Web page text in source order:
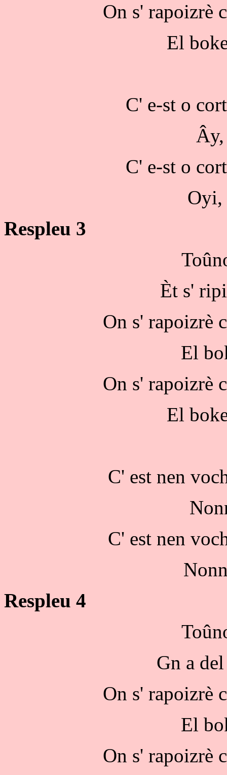
On s' rapoizrè
El
C' e-st o
C' e-st o
Oyi,
Respleu 3
Èt s'
On s' rapoizrè
El
On s' rapoizrè
El
C' est nen
C' est nen
Respleu 4
Gn a
On s' rapoizrè
El
On s' rapoizrè